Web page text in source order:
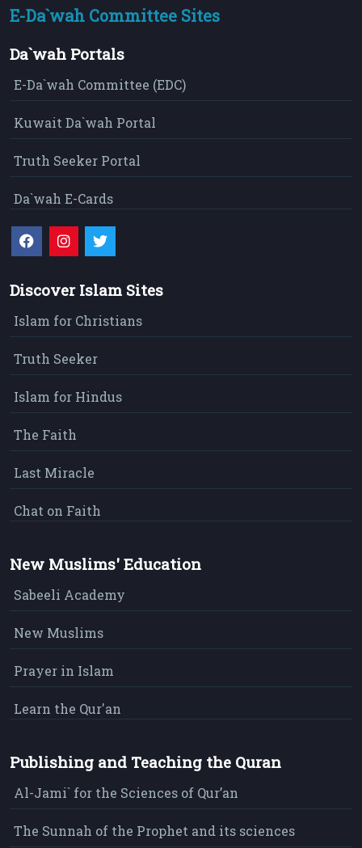
E-Da`wah Committee Sites
Da`wah Portals
E-Da`wah Committee (EDC)
Kuwait Da`wah Portal
Truth Seeker Portal
Da`wah E-Cards
Discover Islam Sites
Islam for Christians
Truth Seeker
Islam for Hindus
The Faith
Last Miracle
Chat on Faith
New Muslims' Education
Sabeeli Academy
New Muslims
Prayer in Islam
Learn the Qur'an
Publishing and Teaching the Quran
Al-Jami` for the Sciences of Qur’an
The Sunnah of the Prophet and its sciences